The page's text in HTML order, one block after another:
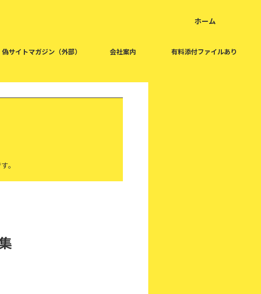
ホーム
偽サイトマガジン（外部） 会社案内 有料添付ファイルあり
。